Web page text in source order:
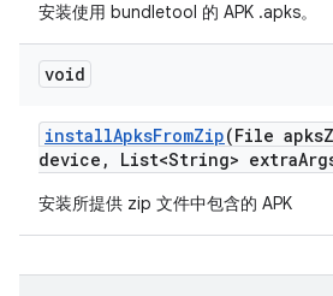
安装使用 bundletool 的 APK .apks。
void
installApksFromZip(File apks
device , List<String> extra
安装所提供 zip 文件中包含的 APK